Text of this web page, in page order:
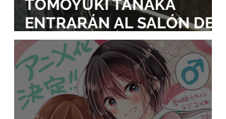
TOMOYUKI TANAKA
ENTRARÁN AL SALÓN DE
LA FAMA DE LOS EFECTOS
VISUALES